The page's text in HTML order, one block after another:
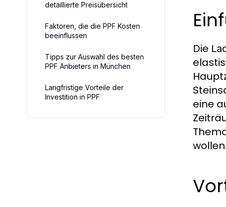
detaillierte Preisübersicht
Faktoren, die die PPF Kosten
beeinflussen
Tipps zur Auswahl des besten
PPF Anbieters in München
Langfristige Vorteile der
Investition in PPF
Die
eine
wollen.